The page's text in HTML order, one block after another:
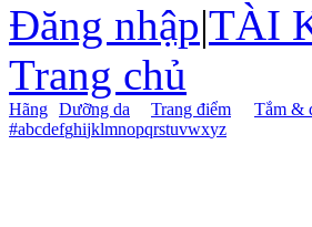
Đăng nhập|TÀI
Trang chủ
Hãng Dưỡng da Trang điểm Tắm &
#abcdefghijklmnopqrstuvwxyz